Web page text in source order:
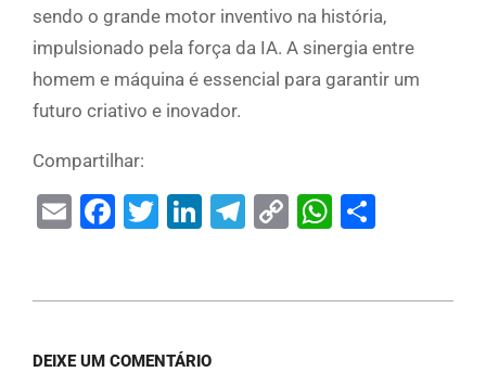
sendo o grande motor inventivo na história,
impulsionado pela força da IA. A sinergia entre
homem e máquina é essencial para garantir um
futuro criativo e inovador.
Compartilhar:
EmailFacebook
Twitter
LinkedIn
Telegram
Copy
DEIXE UM COMENTÁRIO